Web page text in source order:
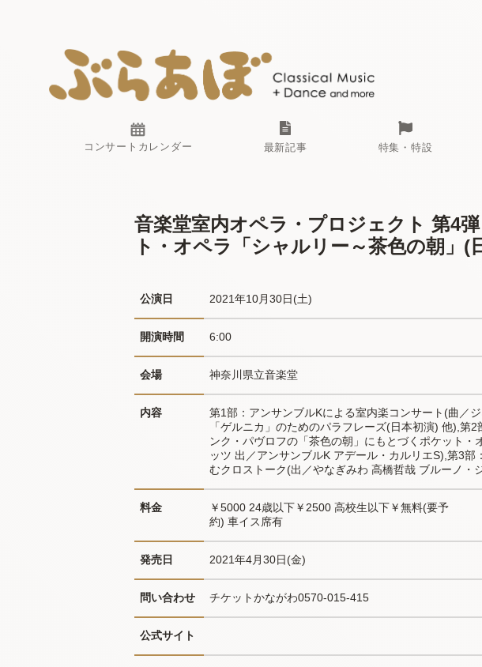
コンサートカレンダー 最新記事 特集・特設
音楽堂室内オペラ・プロジェクト 第4
ト・オペラ「シャルリー～茶色の朝」(
公演日 2021年10月30日(土)
開演時間 6:00
会場 神奈川県立音楽堂
内容
第1部：アンサンブルKによる室内楽コンサート(曲／
「ゲルニカ」のためのパラフレーズ(日本初演) 他),第
ンク・パヴロフの「茶色の朝」にもとづくポケット・
ッツ 出／アンサンブルK アデール・カルリエS),第3部
むクロストーク(出／やなぎみわ 高橋哲哉 ブルーノ・
料金
￥5000 24歳以下￥2500 高校生以下￥無料(要予
約) 車イス席有
発売日 2021年4月30日(金)
問い合わせ チケットかながわ0570-015-415
公式サイト